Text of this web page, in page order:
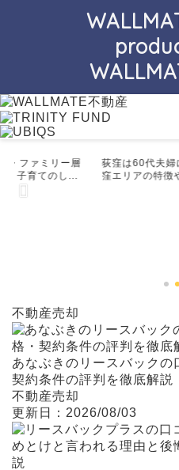
・ファミリー層
！子育てのし...
不動産購入
荻窪は60代夫婦
窪エリアの特徴
不動産売却
あなぶきのリースバックの
契約条件の評判を徹底解説
不動産売却
更新日：2026/08/03